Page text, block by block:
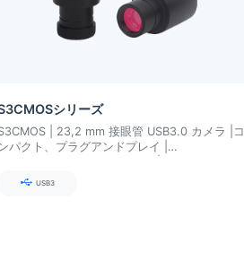
シリーズ
| 23,2 mm 接眼管 USB3.0 カメラ |コ
ンパクト、プラグアンドプレイ |
エンジンUSB3